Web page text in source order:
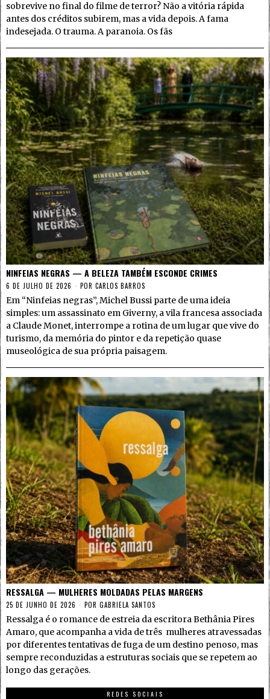
sobrevive no final do filme de terror? Não a vitória rápida
antes dos créditos subirem, mas a vida depois. A fama
indesejada. O trauma. A paranoia. Os fãs
NINFEIAS NEGRAS — A BELEZA TAMBÉM ESCONDE CRIMES
6 DE JULHO DE 2026 POR CARLOS BARROS
Em “Ninfeias negras”, Michel Bussi parte de uma ideia
simples: um assassinato em Giverny, a vila francesa associada
a Claude Monet, interrompe a rotina de um lugar que vive do
turismo, da memória do pintor e da repetição quase
museológica de sua própria paisagem.
RESSALGA — MULHERES MOLDADAS PELAS MARGENS
25 DE JUNHO DE 2026 POR GABRIELA SANTOS
Ressalga é o romance de estreia da escritora Bethânia Pires
Amaro, que acompanha a vida de três mulheres atravessadas
por diferentes tentativas de fuga de um destino penoso, mas
sempre reconduzidas a estruturas sociais que se repetem ao
longo das gerações.
REDES SOCIAIS